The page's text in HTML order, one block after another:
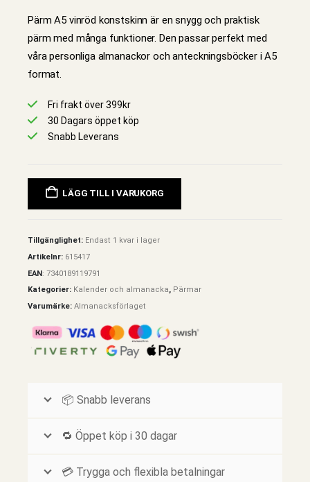
Pärm A5 vinröd konstskinn är en snygg och praktisk
pärm med många funktioner. Den passar perfekt med
våra personliga almanackor och anteckningsböcker i A5
format.
Fri frakt över 399kr
30 Dagars öppet köp
Snabb Leverans
LÄGG TILL I VARUKORG
Tillgänglighet: Endast 1 kvar i lager
Artikelnr: 615417
EAN: 7340189119791
Kategorier: Kalender och almanacka, Pärmar
Varumärke: Almanacksförlaget
📦 Snabb leverans
🔁 Öppet köp i 30 dagar
💳 Trygga och flexibla betalningar